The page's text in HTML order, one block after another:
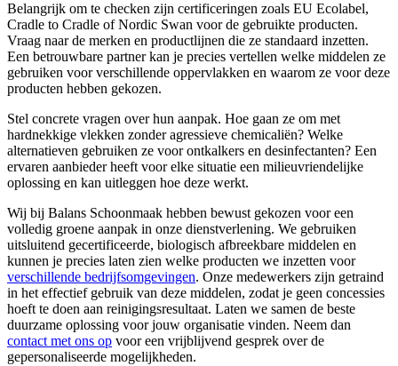
Belangrijk om te checken zijn certificeringen zoals EU Ecolabel,
Cradle to Cradle of Nordic Swan voor de gebruikte producten.
Vraag naar de merken en productlijnen die ze standaard inzetten.
Een betrouwbare partner kan je precies vertellen welke middelen ze
gebruiken voor verschillende oppervlakken en waarom ze voor deze
producten hebben gekozen.
Stel concrete vragen over hun aanpak. Hoe gaan ze om met
hardnekkige vlekken zonder agressieve chemicaliën? Welke
alternatieven gebruiken ze voor ontkalkers en desinfectanten? Een
ervaren aanbieder heeft voor elke situatie een milieuvriendelijke
oplossing en kan uitleggen hoe deze werkt.
Wij bij Balans Schoonmaak hebben bewust gekozen voor een
volledig groene aanpak in onze dienstverlening. We gebruiken
uitsluitend gecertificeerde, biologisch afbreekbare middelen en
kunnen je precies laten zien welke producten we inzetten voor
verschillende bedrijfsomgevingen. Onze medewerkers zijn getraind
in het effectief gebruik van deze middelen, zodat je geen concessies
hoeft te doen aan reinigingsresultaat. Laten we samen de beste
duurzame oplossing voor jouw organisatie vinden. Neem dan
contact met ons op voor een vrijblijvend gesprek over de
gepersonaliseerde mogelijkheden.